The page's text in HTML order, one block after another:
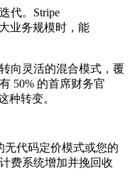
代。Stripe
业务规模时，能
向灵活的混合模式，覆
50% 的首席财务官
种转变。
无代码定价模式或您的
费系统增加并挽回收